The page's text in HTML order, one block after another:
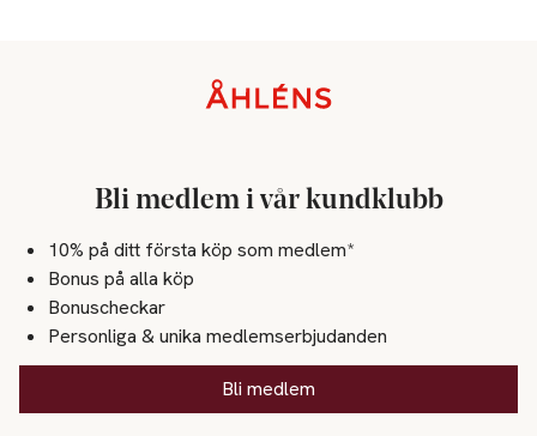
Bli medlem i vår kundklubb
10% på ditt första köp som medlem*
Bonus på alla köp
Bonuscheckar
Personliga & unika medlemserbjudanden
Bli medlem